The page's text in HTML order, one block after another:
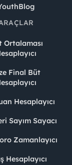
Ortalaması
Final Büt
Hesaplayıcı
Sayım Sayacı
Zamanlayıcı
Hesaplayıcı